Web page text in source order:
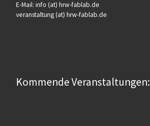
E-Mail: info (at) hrw-fablab.de
veranstaltung (at) hrw-fablab.de
Kommende Veranstaltungen: